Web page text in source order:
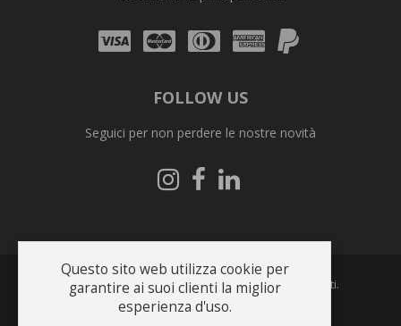
Visa Mastercard
Diners
Club
AmexPayPal
FOLLOW US
Seguici per non perdere le nostre novità
Seguici
su
SeguiciSeguici
su
Copyright © 2026 Bonfrate s.r.l.. Tutti i diritti riservati.
Questo sito web utilizza cookie per
garantire ai suoi clienti la miglior
esperienza d'uso.